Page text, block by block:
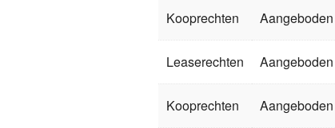
Kooprechten Aangeboden
Leaserechten Aangeboden
Kooprechten Aangeboden